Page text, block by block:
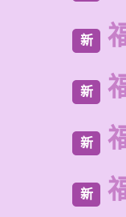
新
新
新
新